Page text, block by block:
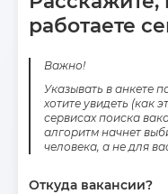
работаете
Важно!
Указывать в анкете
хотите увидеть (как
сервисах поиска
алгоритм начнет
человека, а не для
Откуда вакансии?